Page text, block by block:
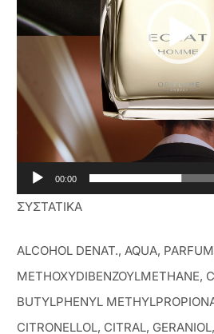
00:00
ΣΥΣΤΑΤΙΚΑ
ALCOHOL DENAT., AQUA,
METHOXYDIBENZOYLMETHANE,
BUTYLPHENYL
CITRONELLOL, CITRAL,